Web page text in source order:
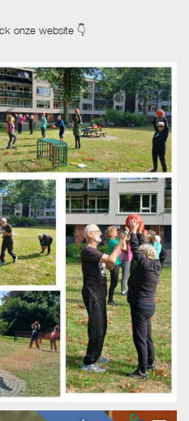
onze website 👇